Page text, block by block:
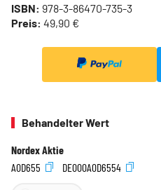
ISBN: 978-3-86470-735-3
Preis: 49,90 €
Behandelter Wert
Nordex Aktie
A0D655
DE000A0D6554